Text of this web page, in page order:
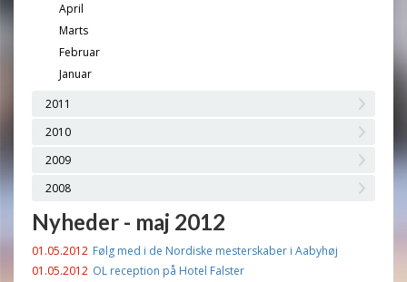
April
Marts
Februar
Januar
2011
2010
2009
2008
Nyheder - maj 2012
01.05.2012 Følg med i de Nordiske mesterskaber i Aabyhøj
01.05.2012 OL reception på Hotel Falster